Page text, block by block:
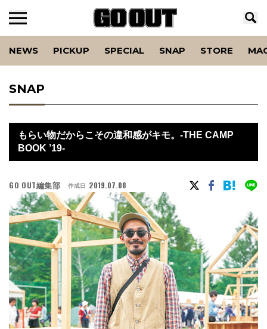
NEWS PICKUP SPECIAL SNAP STORE
SNAP
もらい物だからこその違和感がキモ。-THE CAMP
BOOK ’19-
GO OUT編集部 作成日 2019.07.08